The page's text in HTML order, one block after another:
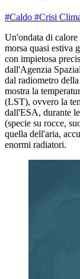
#Caldo #Crisi
Un'ondata di calore
morsa quasi estiva
con impietosa
dall'Agenzia
dal radiometro
mostra la
(LST), ovvero la
dall'ESA, durante
(specie su rocce,
quella dell'aria,
enormi radiatori.